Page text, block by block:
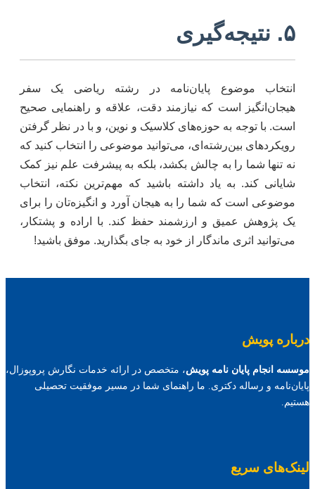
۵. نتیجه‌گیری
انتخاب موضوع پایان‌نامه در رشته ریاضی یک سفر
هیجان‌انگیز است که نیازمند دقت، علاقه و راهنمایی صحیح
است. با توجه به حوزه‌های کلاسیک و نوین، و با در نظر گرفتن
رویکردهای بین‌رشته‌ای، می‌توانید موضوعی را انتخاب کنید که
نه تنها شما را به چالش بکشد، بلکه به پیشرفت علم نیز کمک
شایانی کند. به یاد داشته باشید که مهم‌ترین نکته، انتخاب
موضوعی است که شما را به هیجان آورد و انگیزه‌تان را برای
یک پژوهش عمیق و ارزشمند حفظ کند. با اراده و پشتکار،
می‌توانید اثری ماندگار از خود به جای بگذارید. موفق باشید!
درباره پویش
موسسه انجام پایان نامه پویش، متخصص در ارائه خدمات نگارش پروپوزال،
پایان‌نامه و رساله دکتری. ما راهنمای شما در مسیر موفقیت تحصیلی
هستیم.
لینک‌های سریع